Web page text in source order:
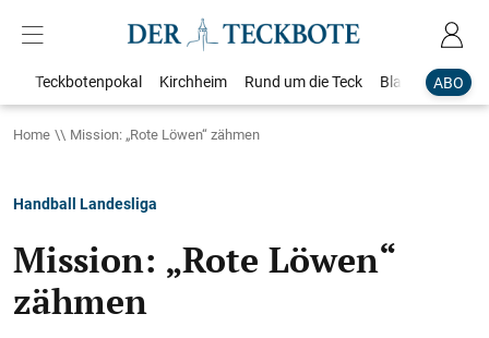
ABO
Teckbotenpokal Kirchheim Rund um die Teck Blaulicht
Home Mission: „Rote Löwen“ zähmen
Handball Landesliga
Mission: „Rote Löwen“
zähmen